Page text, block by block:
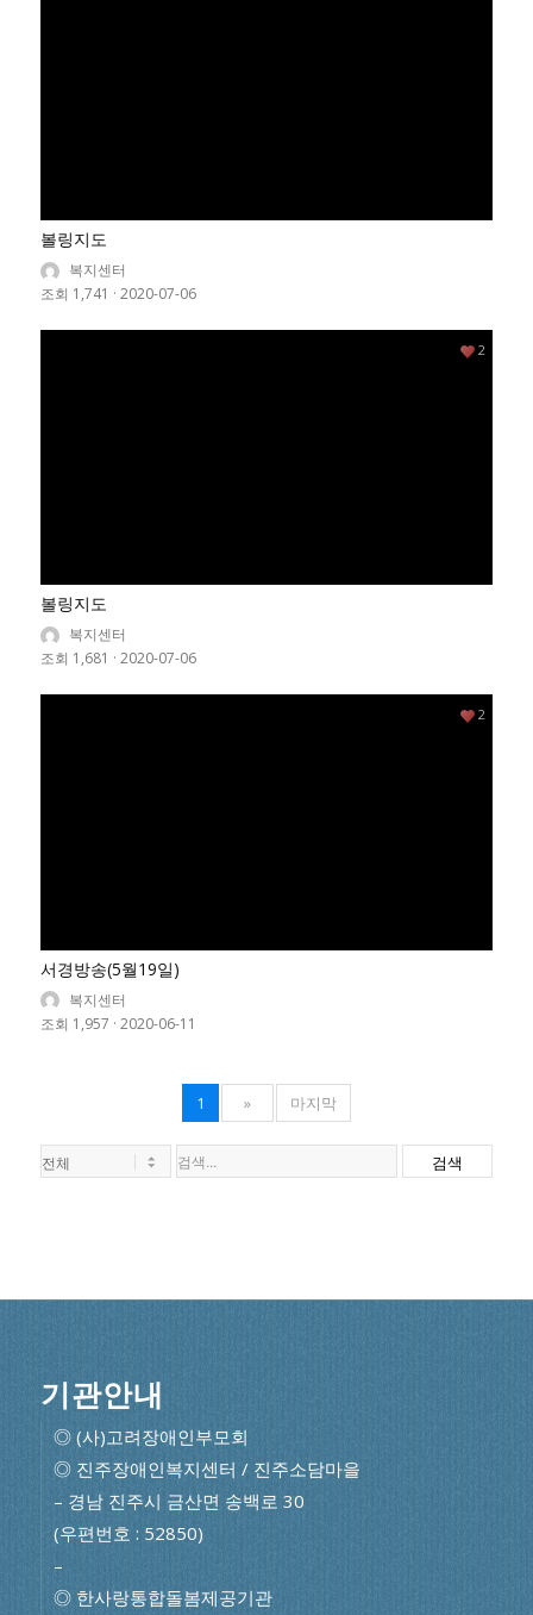
볼링지도
복지센터
조회 1,741 · 2020-07-06
볼링지도
복지센터
조회 1,681 · 2020-07-06
2
서경방송(5월19일)
복지센터
조회 1,957 · 2020-06-11
2
1 » 마지막
검색
기관안내
◎ (사)고려장애인부모회
◎ 진주장애인복지센터 / 진주소담마을
– 경남 진주시 금산면 송백로 30
(우편번호 : 52850)
–
◎ 한사랑통합돌봄제공기관